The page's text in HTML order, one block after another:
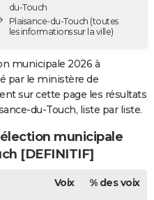
du-Touch
Plaisance-du-Touch (toutes
les informations sur la ville)
municipale 2026 à
par le ministère de
sur cette page les résultats
du-Touch, liste par liste.
municipale
[DEFINITIF]
Voix % des voix